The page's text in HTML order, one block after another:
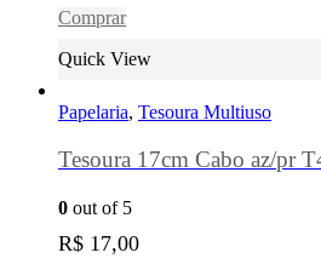
Comprar
Quick View
Papelaria, Tesoura Multiuso
Tesoura 17cm Cabo az/pr
0 out of 5
R$ 17,00